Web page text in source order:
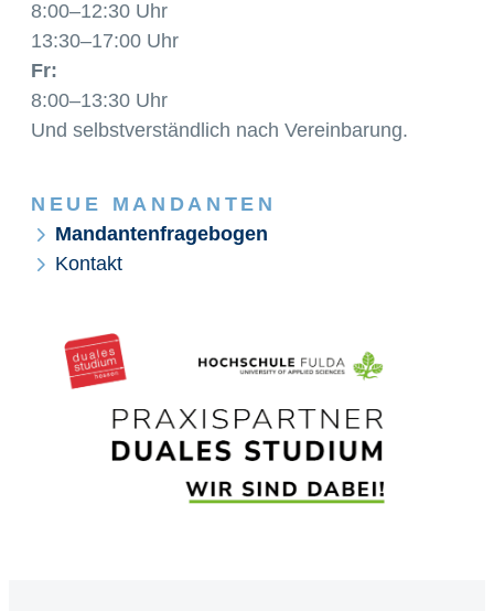
8:00–12:30 Uhr
13:30–17:00 Uhr
Fr:
8:00–13:30 Uhr
Und selbstverständlich nach Vereinbarung.
NEUE MANDANTEN
Mandantenfragebogen
Kontakt